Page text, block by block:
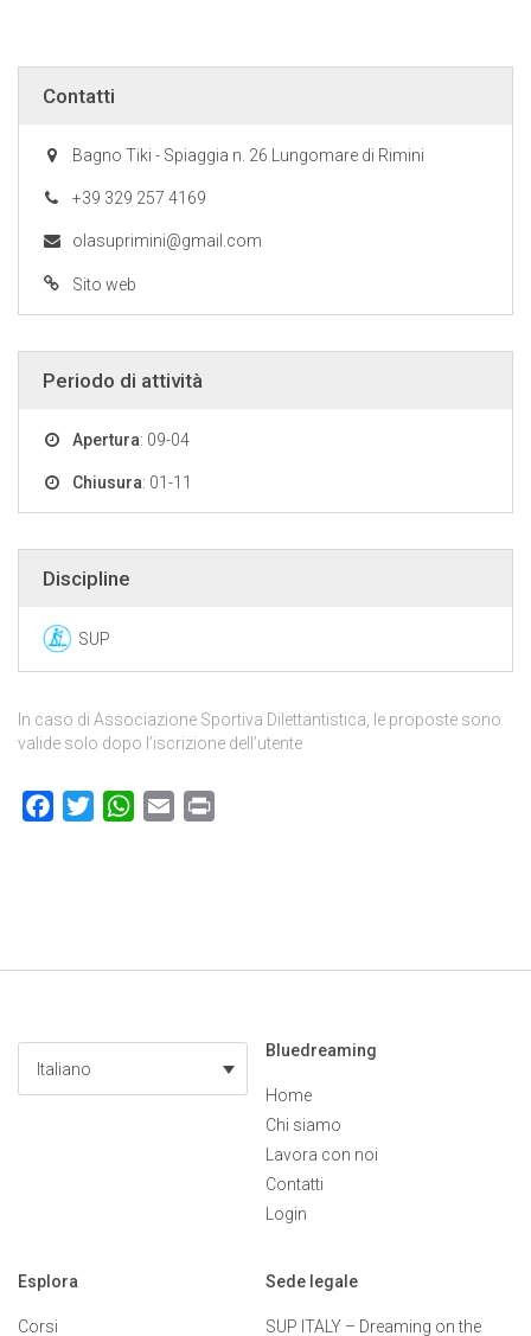
Contatti
Bagno Tiki - Spiaggia n. 26 Lungomare di Rimini
+39 329 257 4169
olasuprimini@gmail.com
Sito web
Periodo di attività
Apertura: 09-04
Chiusura: 01-11
Discipline
SUP
In caso di Associazione Sportiva Dilettantistica, le proposte sono
valide solo dopo l’iscrizione dell’utente
FacebookTwitterWhatsApp
Email
Italiano
Bluedreaming
Home
Chi siamo
Lavora con noi
Contatti
Login
Esplora
Corsi
Sede legale
SUP ITALY – Dreaming on the